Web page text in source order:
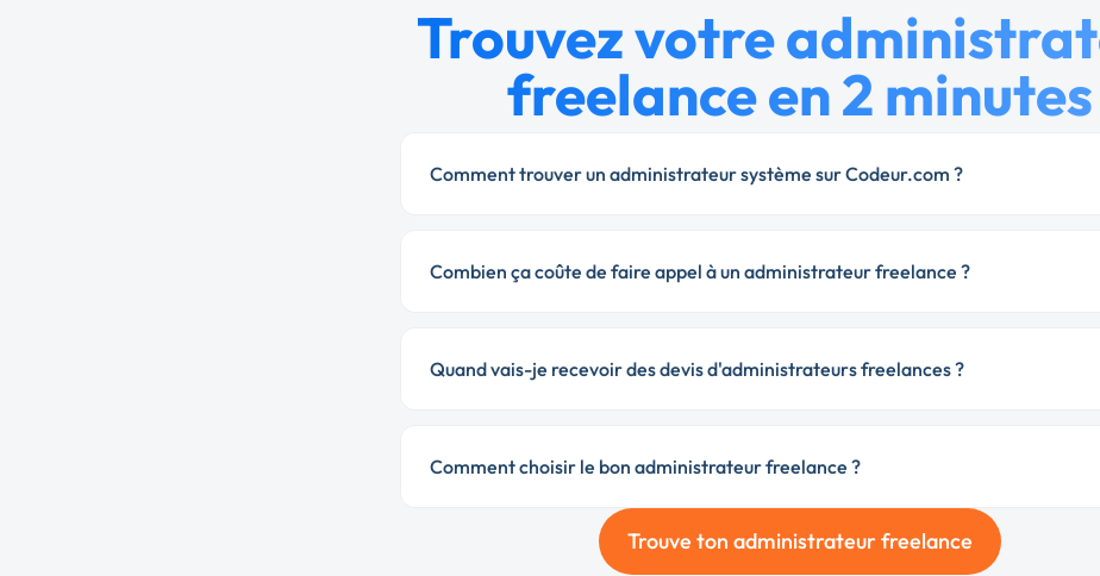
Trouvez votre
freelance en 2 minutes
Comment trouver un administrateur système sur Codeur.com ?
Combien ça coûte de faire appel à un administrateur freelance ?
Quand vais-je recevoir des devis d'administrateurs freelances ?
Comment choisir le bon administrateur freelance ?
Trouve ton administrateur freelance